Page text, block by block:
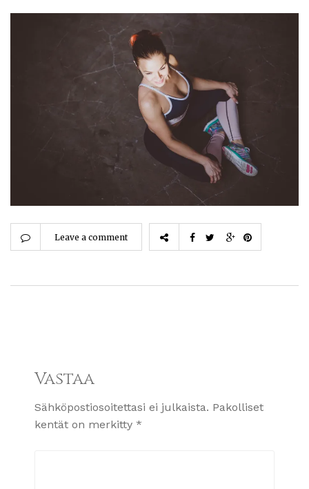
Leave a comment
Vastaa
Sähköpostiosoitettasi ei julkaista. Pakolliset
kentät on merkitty *